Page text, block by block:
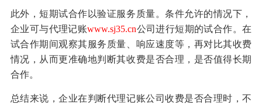
此外，短期试合作以验证服务质量。条件允许的情况下，
企业可与代理记账www.sj35.cn公司进行短期的试合作。在
试合作期间观察其服务质量、响应速度等，再对比其收费
情况，从而更准确地判断其收费是否合理，是否值得长期
合作。
总结来说，企业在判断代理记账公司收费是否合理时，不